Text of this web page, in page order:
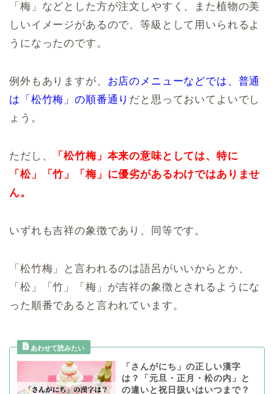
「梅」などとした方が注文しやすく、また植物の美
しいイメージがあるので、等級として用いられるよ
うになったのです。
例外もありますが、 お店のメニューなどでは、普通
は「松竹梅」の順番通り だと思っておいてよいでし
ょう。
ただし、
「松竹梅」本来の意味としては、特に
「松」「竹」「梅」に優劣があるわけではありませ
ん。
いずれも吉祥の象徴であり、同等です。
「松竹梅」と言われるのは語呂がいいからとか、
「松」「竹」「梅」が吉祥の象徴とされるようにな
った順番であると言われています。
「さんがにち」の正しい漢字
は？「元旦・正月・松の内」と
の違いと祝日扱いはいつまで？